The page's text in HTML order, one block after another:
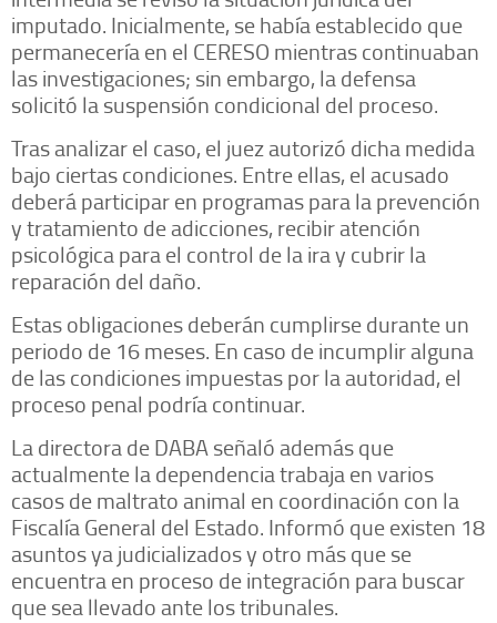
imputado. Inicialmente, se había establecido que
permanecería en el CERESO mientras continuaban
las investigaciones; sin embargo, la defensa
solicitó la suspensión condicional del proceso.
Tras analizar el caso, el juez autorizó dicha medida
bajo ciertas condiciones. Entre ellas, el acusado
deberá participar en programas para la prevención
y tratamiento de adicciones, recibir atención
psicológica para el control de la ira y cubrir la
reparación del daño.
Estas obligaciones deberán cumplirse durante un
periodo de 16 meses. En caso de incumplir alguna
de las condiciones impuestas por la autoridad, el
proceso penal podría continuar.
La directora de DABA señaló además que
actualmente la dependencia trabaja en varios
casos de maltrato animal en coordinación con la
Fiscalía General del Estado. Informó que existen 18
asuntos ya judicializados y otro más que se
encuentra en proceso de integración para buscar
que sea llevado ante los tribunales.